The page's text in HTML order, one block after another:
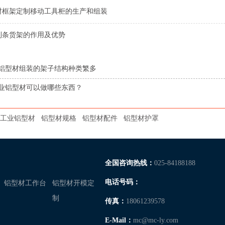
框架定制移动工具柜的生产和组装
条货架的作用及优势
型材组装的架子结构种类繁多
铝型材可以做哪些东西？
业铝型材 铝型材规格 铝型材配件 铝型材护罩
铝型材工作台
铝型材开模定
制
全国咨询热线： 025-84188188
电话号码：
传真： 18061239578
E-Mail： mc@mc-ly.com